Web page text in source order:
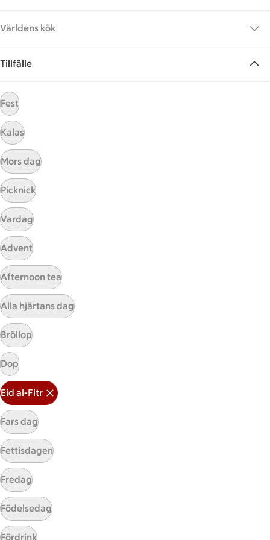
Eid al-Fitr
Sidfot
Start
Få snabbt svar
Världens kök
Tillfälle
Fest
Kalas
Mors dag
Picknick
Vardag
Advent
Afternoon tea
Alla hjärtans dag
Bröllop
Dop
Eid al-Fitr
Fars dag
Fettisdagen
Fredag
Födelsedag
Fördrink